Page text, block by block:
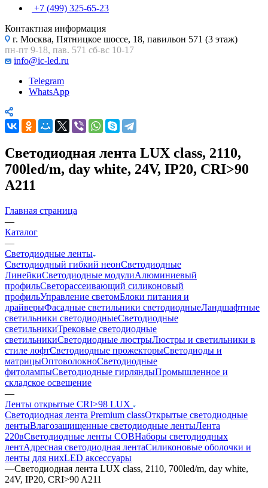
+7 (499) 325-65-23
Контактная информация
г. Москва, Пятницкое шоссе, 18, павильон 571 (3 этаж)
пн-пт 9-18, пав. 571 сб-вс 10-17
info@ic-led.ru
Telegram
WhatsApp
Светодиодная лента LUX class, 2110,
700led/m, day white, 24V, IP20, CRI>90
A211
Главная страница
—
Каталог
—
Светодиодные ленты
Светодиодный гибкий неонСветодиодные
ЛинейкиСветодиодные модулиАлюминиевый
профильСветорассеивающий силиконовый
профильУправление светомБлоки питания и
драйверыФасадные светильники светодиодныеЛандшафтные
светильники светодиодныеСветодиодные
светильникиТрековые светодиодные
светильникиСветодиодные люстрыЛюстры и светильники в
стиле лофтСветодиодные прожекторыСветодиоды и
матрицыОптоволокноСветодиодные
фитолампыСветодиодные гирляндыПромышленное и
складское освещение
—
Ленты открытые CRI>98 LUX
Светодиодная лента Premium classОткрытые светодиодные
лентыВлагозащищенные светодиодные лентыЛента
220вСветодиодные ленты COBНаборы светодиодных
лентАдресная светодиодная лентаСиликоновые оболочки и
ленты для нихLED аксессуары
—Светодиодная лента LUX class, 2110, 700led/m, day white,
24V, IP20, CRI>90 A211